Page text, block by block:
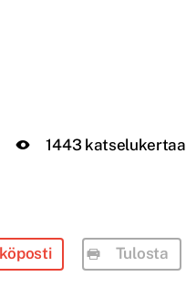
1443 katselukertaa
Tulosta